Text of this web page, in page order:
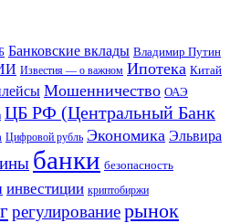
Банковские вклады Владимир Путин
Известия — о важном Ипотека Китай
Мошенничество ОАЭ
ЦБ РФ (Центральный Банк
Цифровой рубль Экономика Эльвира
банки безопасность
инвестиции криптобиржи
регулированиерынок